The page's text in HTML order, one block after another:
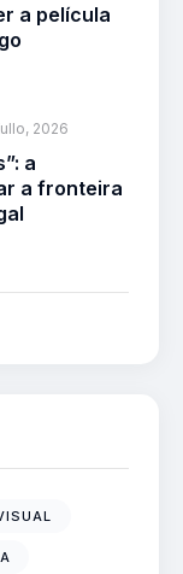
a película
2026
a
a fronteira